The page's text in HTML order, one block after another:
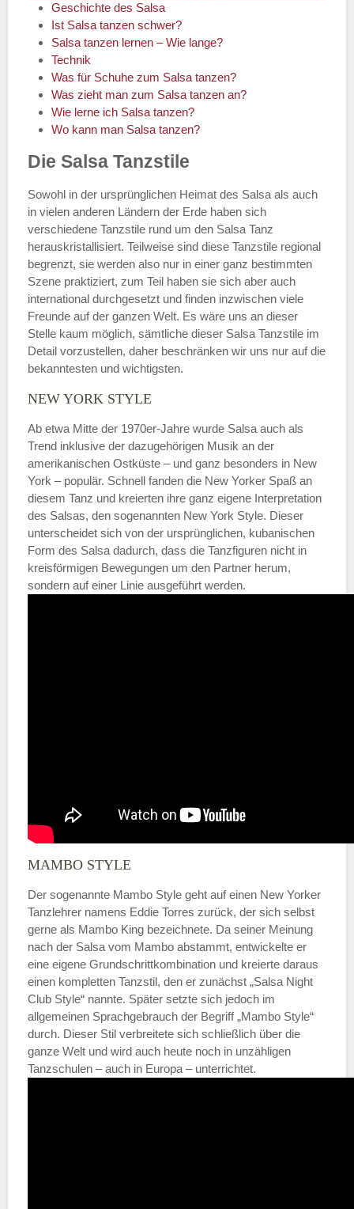
Geschichte des Salsa
Ist Salsa tanzen schwer?
Salsa tanzen lernen – Wie lange?
Technik
Was für Schuhe zum Salsa tanzen?
Was zieht man zum Salsa tanzen an?
Wie lerne ich Salsa tanzen?
Wo kann man Salsa tanzen?
Die Salsa Tanzstile
Sowohl in der ursprünglichen Heimat des Salsa als auch
in vielen anderen Ländern der Erde haben sich
verschiedene Tanzstile rund um den Salsa Tanz
herauskristallisiert. Teilweise sind diese Tanzstile regional
begrenzt, sie werden also nur in einer ganz bestimmten
Szene praktiziert, zum Teil haben sie sich aber auch
international durchgesetzt und finden inzwischen viele
Freunde auf der ganzen Welt. Es wäre uns an dieser
Stelle kaum möglich, sämtliche dieser Salsa Tanzstile im
Detail vorzustellen, daher beschränken wir uns nur auf die
bekanntesten und wichtigsten.
NEW YORK STYLE
Ab etwa Mitte der 1970er-Jahre wurde Salsa auch als
Trend inklusive der dazugehörigen Musik an der
amerikanischen Ostküste – und ganz besonders in New
York – populär. Schnell fanden die New Yorker Spaß an
diesem Tanz und kreierten ihre ganz eigene Interpretation
des Salsas, den sogenannten New York Style. Dieser
unterscheidet sich von der ursprünglichen, kubanischen
Form des Salsa dadurch, dass die Tanzfiguren nicht in
kreisförmigen Bewegungen um den Partner herum,
sondern auf einer Linie ausgeführt werden.
MAMBO STYLE
Der sogenannte Mambo Style geht auf einen New Yorker
Tanzlehrer namens Eddie Torres zurück, der sich selbst
gerne als Mambo King bezeichnete. Da seiner Meinung
nach der Salsa vom Mambo abstammt, entwickelte er
eine eigene Grundschrittkombination und kreierte daraus
einen kompletten Tanzstil, den er zunächst „Salsa Night
Club Style“ nannte. Später setzte sich jedoch im
allgemeinen Sprachgebrauch der Begriff „Mambo Style“
durch. Dieser Stil verbreitete sich schließlich über die
ganze Welt und wird auch heute noch in unzähligen
Tanzschulen – auch in Europa – unterrichtet.